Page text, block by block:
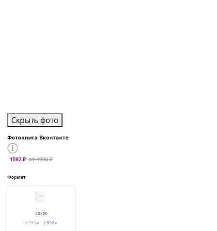
Скрыть фото
Фотокнига Вконтакте
1592 ₽ от 1990 ₽
Формат
20×20
1 990 ₽
1 592 ₽